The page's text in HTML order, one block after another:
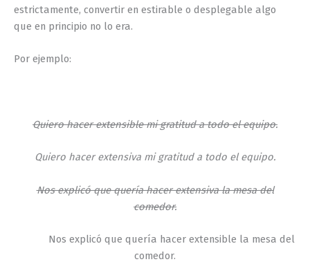
estrictamente, convertir en estirable o desplegable algo
que en principio no lo era.
Por ejemplo:
Quiero hacer extensible mi gratitud a todo el equipo.
Quiero hacer extensiva mi gratitud a todo el equipo.
Nos explicó que quería hacer extensiva la mesa del
comedor.
Nos explicó que quería hacer extensible la mesa del
comedor.